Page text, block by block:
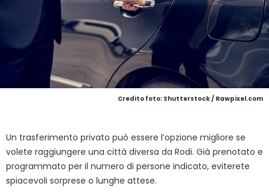
Credito foto: Shutterstock / Rawpixel.com
Un trasferimento privato può essere l’opzione migliore se
volete raggiungere una città diversa da Rodi. Già prenotato e
programmato per il numero di persone indicato, eviterete
spiacevoli sorprese o lunghe attese.